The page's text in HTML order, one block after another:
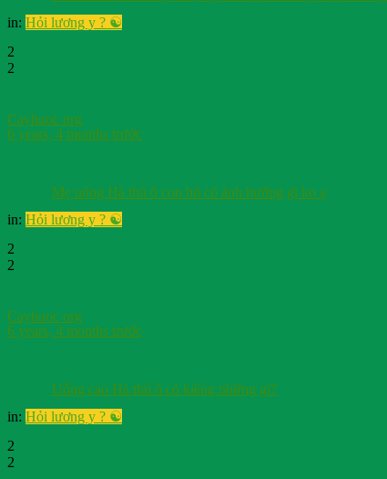
in: Hỏi lương y ? ☯️
2
2
Cayhuoc org
6 years, 4 months trước
Mẹ uống Hà thủ ô con bú có ảnh hưởng gì ko ạ
in: Hỏi lương y ? ☯️
2
2
Cayhuoc org
6 years, 4 months trước
Uống cao Hà thủ ô có kiêng những gì?
in: Hỏi lương y ? ☯️
2
2